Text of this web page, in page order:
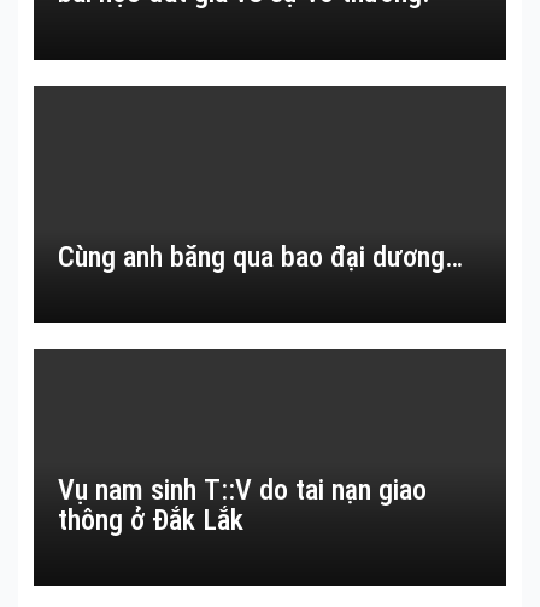
Cùng anh băng qua bao đại dương…
Vụ nam sinh T::V do tai nạn giao
thông ở Đắk Lắk